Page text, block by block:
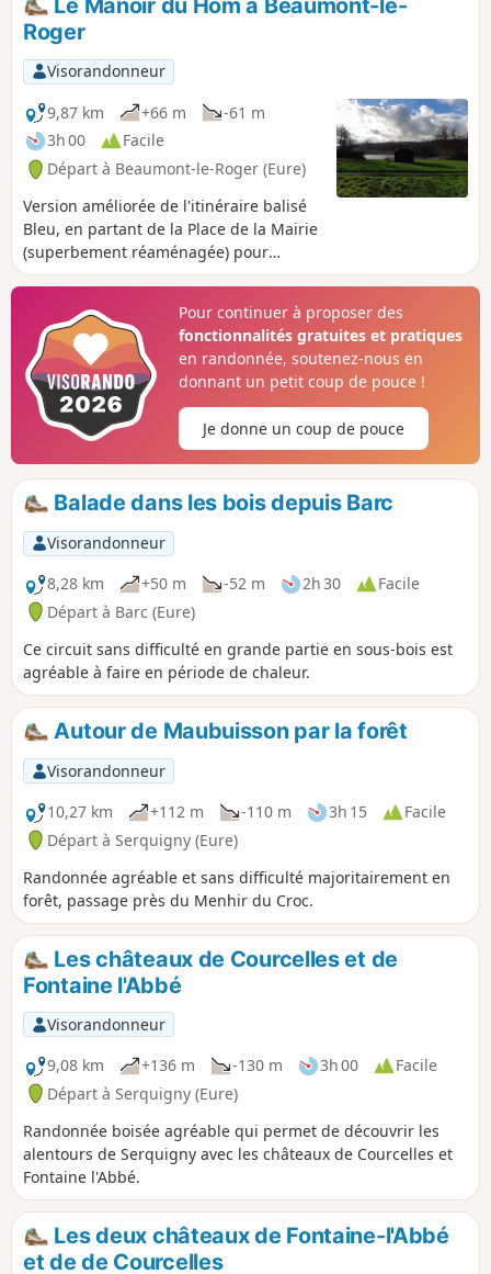
des éléments de patrimoine et un parc
aménagé dans une forêt Version courte
du circuit des trois rivières balisé en
Jaune. Chemins non revêtus : 75%
Le Manoir du Hom à Beaumont-le-
Roger
Visorandonneur
9,87 km
+66 m
-61 m
3h 00
Facile
Départ à Beaumont-le-Roger (Eure)
Version améliorée de l'itinéraire balisé
Bleu, en partant de la Place de la Mairie
(superbement réaménagée) pour
intégrer la traversée de la ville dont le
valeur par les récents aménagements.
Pour continuer à proposer des
fonctionnalités gratuites et pratiques
en randonnée, soutenez-nous en
donnant un petit coup de pouce !
Je donne un coup de pouce
Balade dans les bois depuis Barc
Visorandonneur
8,28 km
+50 m -52 m 2h 30
Facile
Départ à Barc (Eure)
Ce circuit sans difficulté en grande partie en sous-bois est
agréable à faire en période de chaleur.
Autour de Maubuisson par la forêt
Visorandonneur
10,27 km
+112 m -110 m 3h 15
Facile
Départ à Serquigny (Eure)
Randonnée agréable et sans difficulté majoritairement en
forêt, passage près du Menhir du Croc.
Les châteaux de Courcelles et de
Fontaine l'Abbé
Visorandonneur
9,08 km
+136 m -130 m 3h 00
Facile
Départ à Serquigny (Eure)
Randonnée boisée agréable qui permet de découvrir les
alentours de Serquigny avec les châteaux de Courcelles et
Fontaine l'Abbé.
Les deux châteaux de Fontaine-l'Abbé
et de de Courcelles